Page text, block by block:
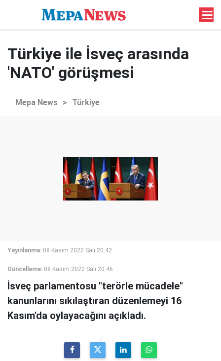
Türkiye ile İsveç arasında
'NATO' görüşmesi
Mepa News > Türkiye
Yayınlanma: 08 Kasım 2022 Salı 20:42
Güncelleme: 08 Kasım 2022 Salı 20:46
İsveç parlamentosu "terörle mücadele"
kanunlarını sıkılaştıran düzenlemeyi 16
Kasım'da oylayacağını açıkladı.